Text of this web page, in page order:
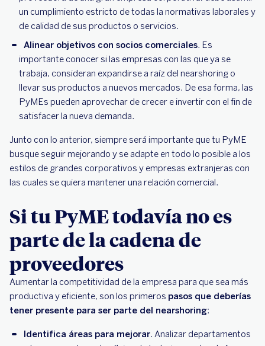
un cumplimiento estricto de todas la normativas laborales y
de calidad de sus productos o servicios.
Alinear objetivos con socios comerciales. Es
importante conocer si las empresas con las que ya se
trabaja, consideran expandirse a raíz del nearshoring o
llevar sus productos a nuevos mercados. De esa forma, las
PyMEs pueden aprovechar de crecer e invertir con el fin de
satisfacer la nueva demanda.
Junto con lo anterior, siempre será importante que tu PyME
busque seguir mejorando y se adapte en todo lo posible a los
estilos de grandes corporativos y empresas extranjeras con
las cuales se quiera mantener una relación comercial.
Si tu PyME todavía no es
parte de la cadena de
proveedores
Aumentar la competitividad de la empresa para que sea más
productiva y eficiente, son los primeros pasos que deberías
tener presente para ser parte del nearshoring:
Identifica áreas para mejorar. Analizar departamentos